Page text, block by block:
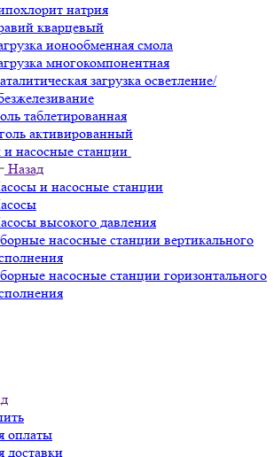
натрия
кварцевый
ионообменная смола
многокомпонентная
загрузка осветление/
таблетированная
активированный
насосные станции
Назад
и насосные станции
высокого давления
насосные станции вертикального
насосные станции горизонтального
оплаты
доставки